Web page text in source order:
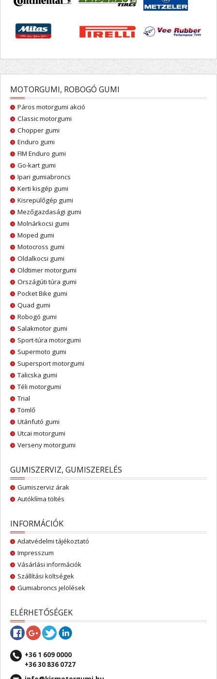
MOTORGUMI, ROBOGÓ GUMI
Páros motorgumi akció
Classic motorgumi
Chopper gumi
Enduro gumi
FIM Enduro gumi
Go-kart gumi
Ipari gumiabroncs
Kerti kisgép gumi
Kisrepülőgép gumi
Mezőgazdasági gumi
Molnárkocsi gumi
Moped gumi
Motocross gumi
Oldalkocsi gumi
Oldtimer motorgumi
Országúti túra gumi
Pocket Bike gumi
Quad gumi
Robogó gumi
Salakmotor gumi
Sport-túra motorgumi
Supermoto gumi
Supersport motorgumi
Talicska gumi
Téli motorgumi
Trial
Tömlő
Utánfutó gumi
Utcai motorgumi
Verseny motorgumi
GUMISZERVIZ, GUMISZERELÉS
Gumiszerviz árak
Autóklíma töltés
INFORMÁCIÓK
Adatvédelmi tájékoztató
Impresszum
Vásárlási információk
Szállítási költségek
Gumiabroncs jelölések
ELÉRHETŐSÉGEK
+36 1 609 0000
+36 30 836 0727